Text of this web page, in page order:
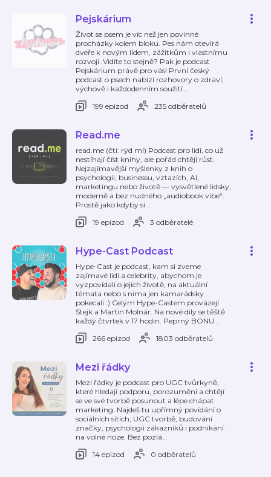
Pejskárium
Život se psem je víc než jen povinné
procházky kolem bloku. Pes nám otevírá
dveře k novým lidem, zážitkům i vlastnímu
rozvoji. Vidíte to stejně? Pak je podcast
Pejskárium právě pro vás! První český
podcast o psech nabízí rozhovory o zdraví,
výchově i každodenním soužití…
199 epizod
235 odběratelů
Read.me
read.me (čti: rýd mí) Podcast pro lidi, co už
nestíhají číst knihy, ale pořád chtějí růst.
Nejzajímavější myšlenky z knih o
psychologii, businessu, vztazích, AI,
marketingu nebo životě — vysvětlené lidsky,
moderně a bez nudného „audiobook vibe“.
Prostě jako kdyby si …
19 epizod
3 odběratelé
Hype-Cast Podcast
Hype-Cast je podcast, kam si zveme
zajímavé lidi a celebrity, abychom je
vyzpovídali o jejich životě, na aktuální
témata nebo s nima jen kamarádsky
pokecali :) Celým Hype-Castem provázejí
Stejk a Martin Molnár. Na nové díly se těště
každý čtvrtek v 17 hodin. Peprný BONU…
266 epizod
1803 odběratelů
Mezi řádky
Mezi řádky je podcast pro UGC tvůrkyně,
které hledají podporu, porozumění a chtějí
se ve své tvorbě posunout a lépe chápat
marketing. Najdeš tu upřímný povídání o
sociálních sítích, UGC tvorbě, budování
značky, psychologii zákazníků i podnikání
na volné noze. Bez pozlá…
14 epizod
0 odběratelů